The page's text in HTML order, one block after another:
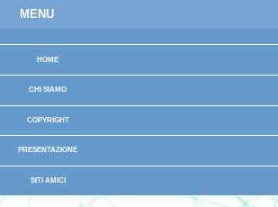
MENU
HOME
CHI SIAMO
COPYRIGHT
PRESENTAZIONE
SITI AMICI